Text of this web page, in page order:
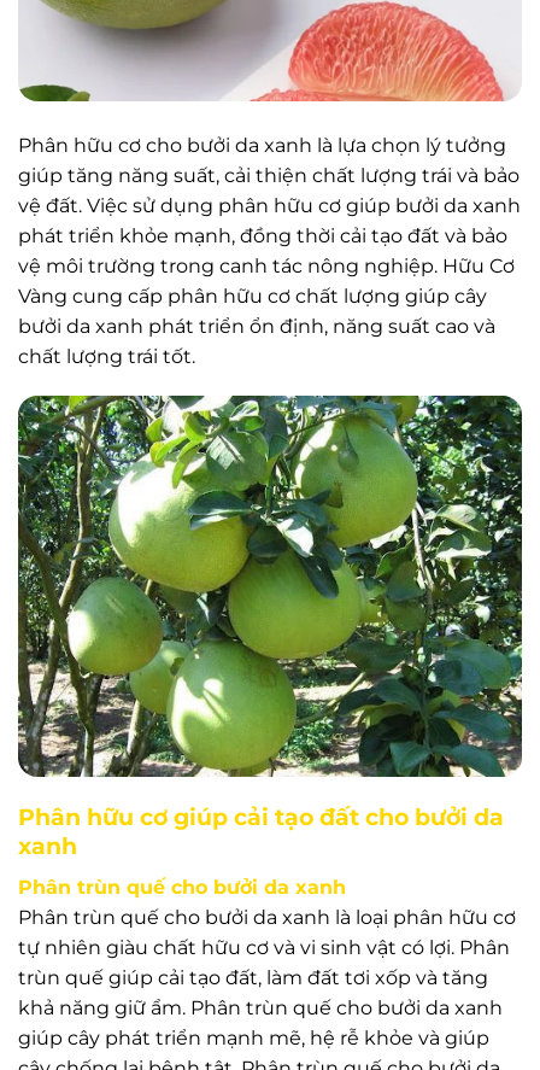
Phân hữu cơ cho bưởi da xanh là lựa chọn lý tưởng
giúp tăng năng suất, cải thiện chất lượng trái và bảo
vệ đất. Việc sử dụng phân hữu cơ giúp bưởi da xanh
phát triển khỏe mạnh, đồng thời cải tạo đất và bảo
vệ môi trường trong canh tác nông nghiệp. Hữu Cơ
Vàng cung cấp phân hữu cơ chất lượng giúp cây
bưởi da xanh phát triển ổn định, năng suất cao và
chất lượng trái tốt.
Phân hữu cơ giúp cải tạo đất cho bưởi da
xanh
Phân trùn quế cho bưởi da xanh
Phân trùn quế cho bưởi da xanh là loại phân hữu cơ
tự nhiên giàu chất hữu cơ và vi sinh vật có lợi. Phân
trùn quế giúp cải tạo đất, làm đất tơi xốp và tăng
khả năng giữ ẩm. Phân trùn quế cho bưởi da xanh
giúp cây phát triển mạnh mẽ, hệ rễ khỏe và giúp